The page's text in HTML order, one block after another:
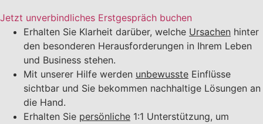
Jetzt unverbindliches Erstgespräch buchen
Erhalten Sie Klarheit darüber, welche Ursachen hinter
den besonderen Herausforderungen in Ihrem Leben
und Business stehen.
Mit unserer Hilfe werden unbewusste Einflüsse
sichtbar und Sie bekommen nachhaltige Lösungen an
die Hand.
Erhalten Sie persönliche 1:1 Unterstützung, um